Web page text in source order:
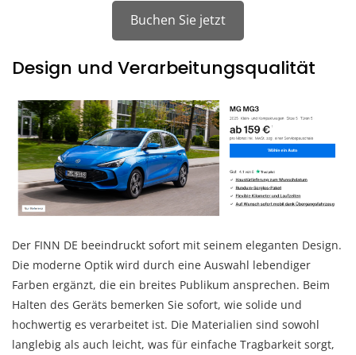
Buchen Sie jetzt
Design und Verarbeitungsqualität
Der FINN DE beeindruckt sofort mit seinem eleganten Design.
Die moderne Optik wird durch eine Auswahl lebendiger
Farben ergänzt, die ein breites Publikum ansprechen. Beim
Halten des Geräts bemerken Sie sofort, wie solide und
hochwertig es verarbeitet ist. Die Materialien sind sowohl
langlebig als auch leicht, was für einfache Tragbarkeit sorgt,